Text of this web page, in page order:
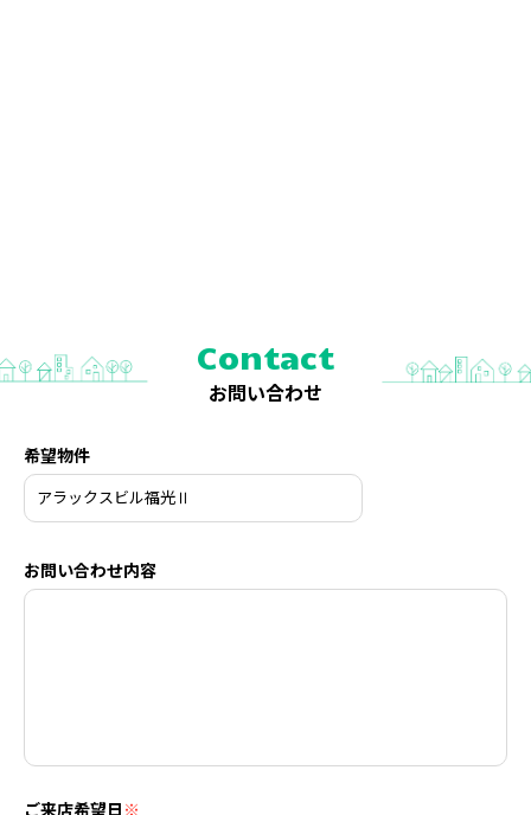
Contact
お問い合わせ
希望物件
お問い合わせ内容
ご来店希望日 ※